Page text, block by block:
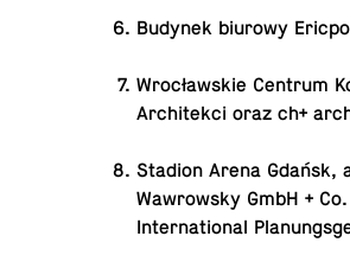
Budynek biurowy
Wro­cław­skie Centrum
Ar­chi­tek­ci oraz ch+
Stadion Arena Gdańsk,
Waw­row­sky GmbH +
In­ter­na­tio­nal